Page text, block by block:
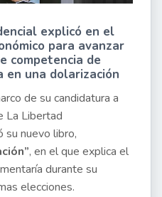
explicó en el
para avanzar
competencia de
en una dolarización
de su candidatura a
La Libertad
su nuevo libro,
, en el que explica el
durante su
elecciones.